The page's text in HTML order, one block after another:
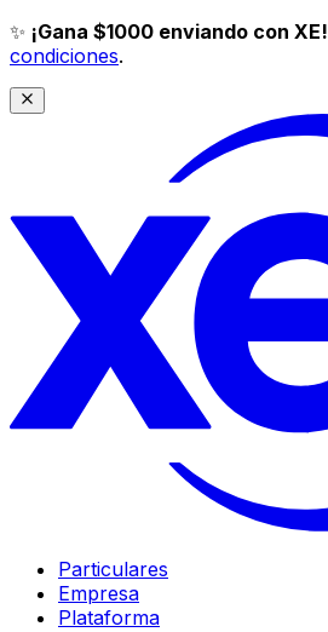
✨ ¡Gana $1000 enviando con XE!
condiciones.
Particulares
Empresa
Plataforma